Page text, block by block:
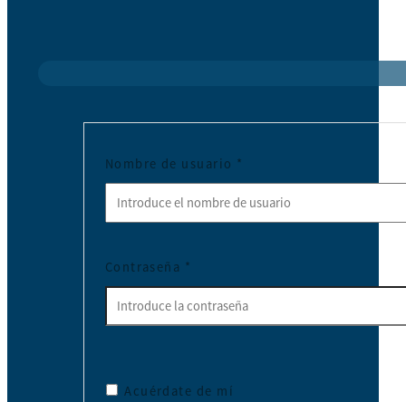
Nombre de usuario *
Contraseña *
Acuérdate de mí